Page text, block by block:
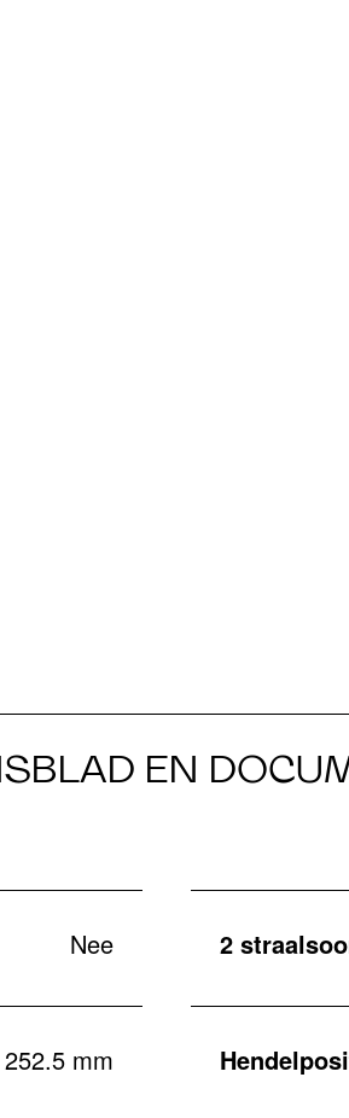
EN
Nee 2
252.5 mm